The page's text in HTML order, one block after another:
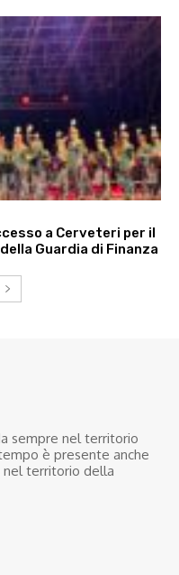
a Cerveteri per il
Guardia di Finanza
sempre nel territorio
è presente anche
nel territorio della